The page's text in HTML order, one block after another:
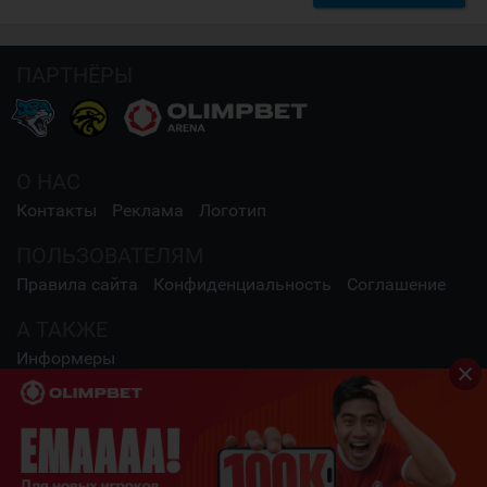
Контакты Реклама Логотип
Правила сайта Конфиденциальность Соглашение
Информеры
СОЦИАЛЬНЫЕ СЕТИ